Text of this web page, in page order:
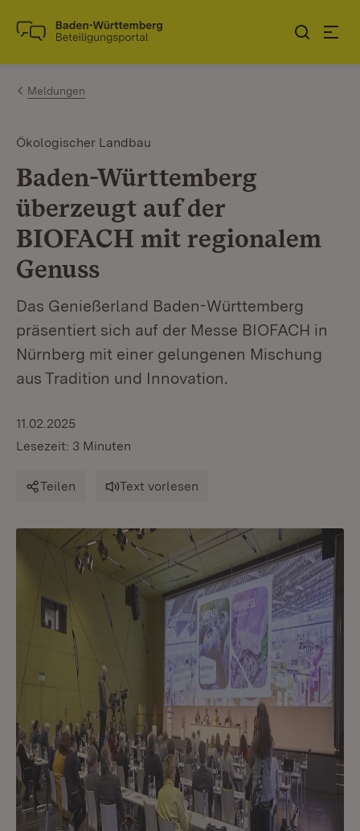
Zum Inhalt springen
Link zur Startseite
Meldungen
Ökologischer Landbau
Baden-Württemberg
überzeugt auf der
BIOFACH mit regionalem
Genuss
Das Genießerland Baden-Württemberg
präsentiert sich auf der Messe BIOFACH in
Nürnberg mit einer gelungenen Mischung
aus Tradition und Innovation.
11.02.2025
Lesezeit: 3 Minuten
Teilen Text vorlesen